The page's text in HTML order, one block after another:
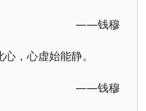
——钱穆
，心虚始能静。
——钱穆